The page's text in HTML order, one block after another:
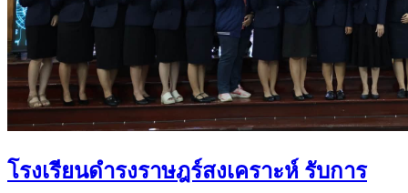
โรงเรียนดำรงราษฎร์สงเคราะห์ รับการ